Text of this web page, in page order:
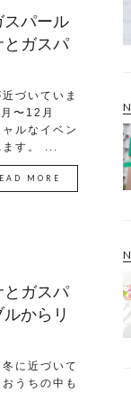
スパール
とガスパ
づいていま
〜12月
ルなイベン
ます。 ...
MORE
とガスパ
からリ
に近づいて
うちの中も